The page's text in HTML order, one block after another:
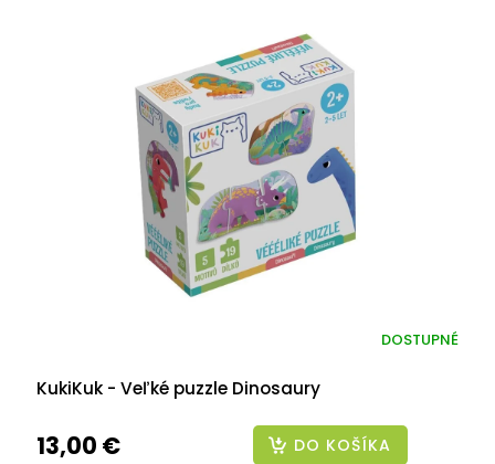
KukiKuk - Veľké puzzle Dinosaury
DOSTUPNÉ
13,00 € DO KOŠÍKA